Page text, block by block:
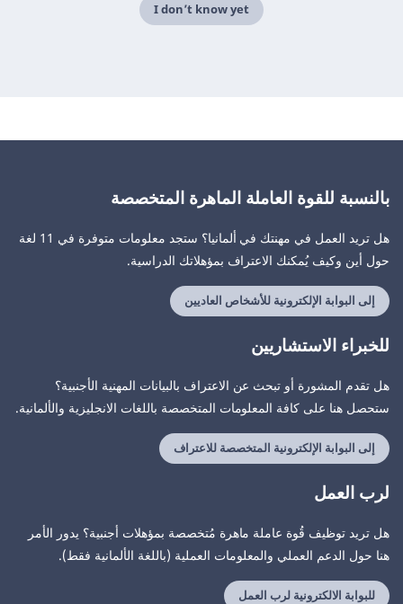
I don’t know yet
بالنسبة للقوة العاملة الماهرة المتخصصة
هل تريد العمل في مهنتك في ألمانيا؟ ستجد معلومات متوفرة في 11 لغة
حول أين وكيف يُمكنك الاعتراف بمؤهلاتك الدراسية.
إلى البوابة الإلكترونية للأشخاص العاديين
للخبراء الاستشاريين
هل تقدم المشورة أو تبحث عن الاعتراف بالبيانات المهنية الأجنبية؟
ستحصل هنا على كافة المعلومات المتخصصة باللغات الانجليزية والألمانية.
إلى البوابة الإلكترونية المتخصصة للاعتراف
لرب العمل
هل تريد توظيف قُوة عاملة ماهرة مُتخصصة بمؤهلات أجنبية؟ يدور الأمر
هنا حول الدعم العملي والمعلومات العملية (باللغة الألمانية فقط).
للبوابة الالكترونية لرب العمل